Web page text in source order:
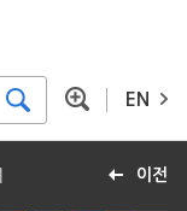
EN
이전